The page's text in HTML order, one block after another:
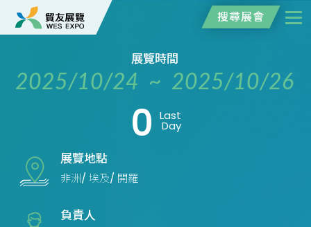
搜尋展會
展覽時間
2025/10/24 ~ 2025/10/26
0 Last
Day
展覽地點
非洲/ 埃及/ 開羅
負責人